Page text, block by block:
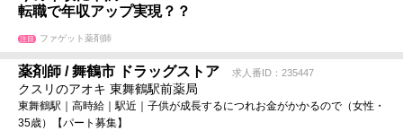
転職で年収アップ実現？？
注目 ファゲット薬剤師
薬剤師 / 舞鶴市 ドラッグストア 求人番ID：235447
クスリのアオキ 東舞鶴駅前薬局
東舞鶴駅｜高時給｜駅近｜子供が成長するにつれお金がかかるので（女性・
35歳）【パート募集】